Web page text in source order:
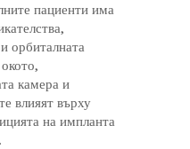
пациенти има
орбиталната
камера и
влияят върху
на импланта